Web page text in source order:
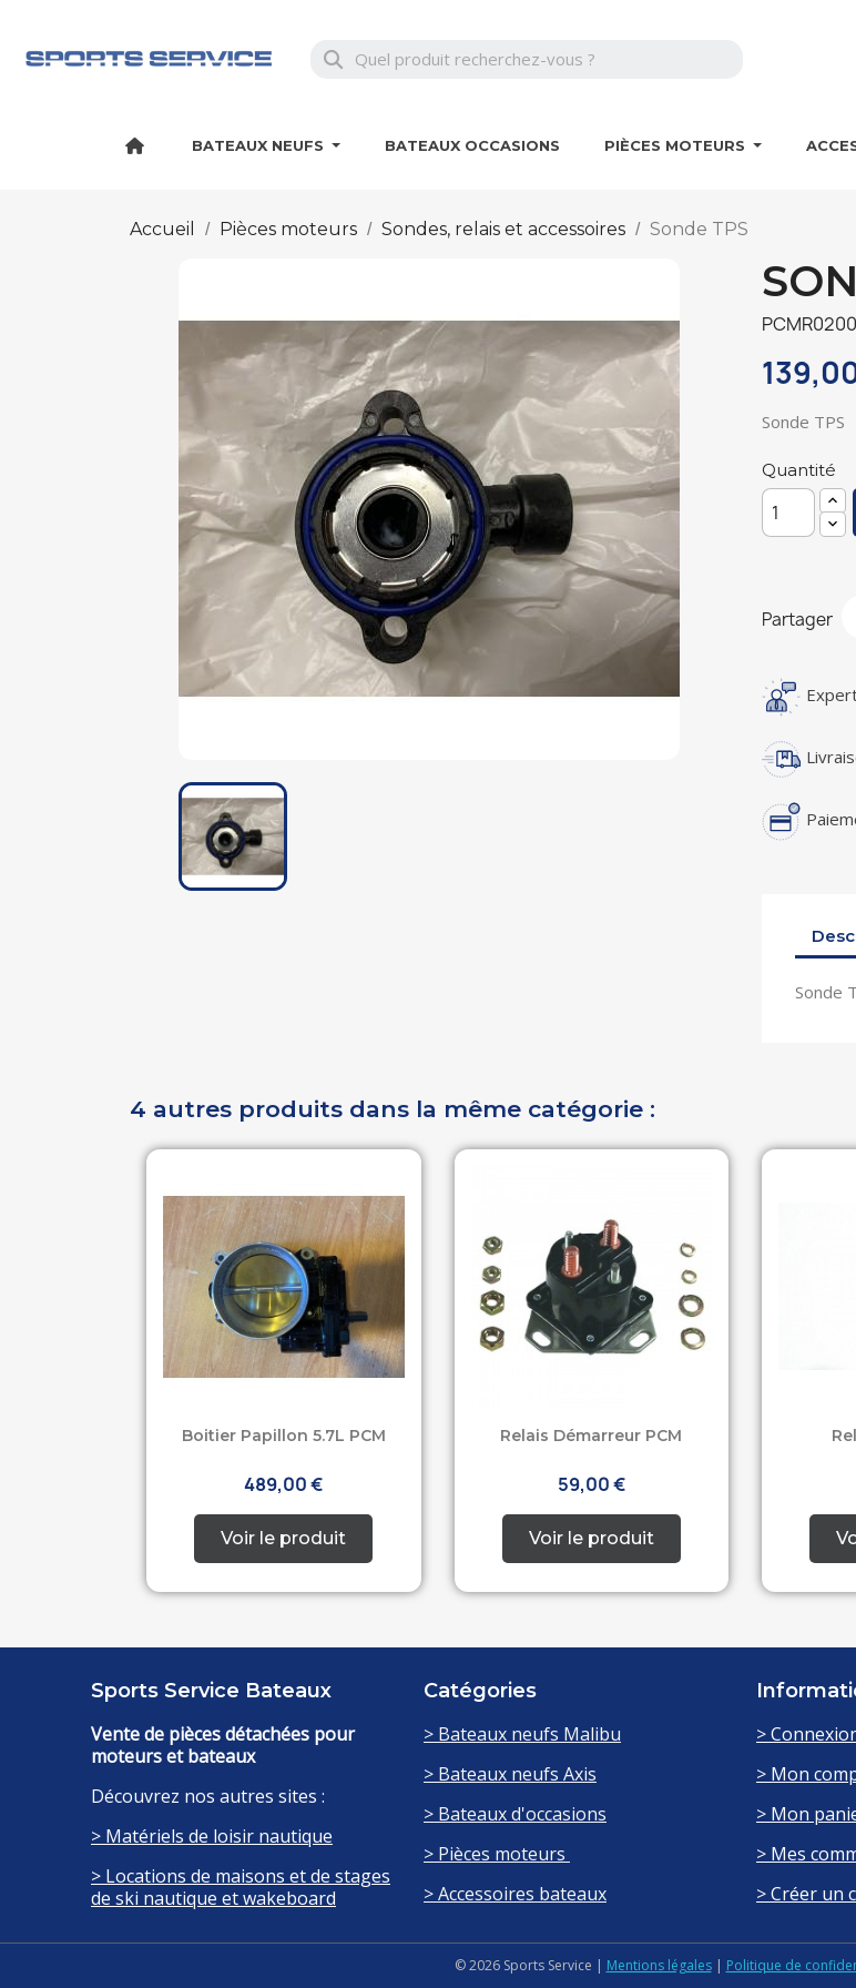
BATEAUX NEUFS BATEAUX OCCASIONS PIÈCES MOTEURS
Accueil Pièces moteurs Sondes, relais et accessoires Sonde TPS
Sonde TPS
Quantité
Partager
Sonde
4 autres produits dans la même catégorie :
Boitier Papillon 5.7L PCM
489,00 €
Relais Démarreur PCM
59,00 €
Sports Service Bateaux
Vente de pièces détachées pour
moteurs et bateaux
Découvrez nos autres sites :
> Matériels de loisir nautique
> Locations de maisons et de stages
de ski nautique et wakeboard
Catégories
> Bateaux neufs Malibu
> Bateaux neufs Axis
> Bateaux d'occasions
> Pièces moteurs
> Accessoires bateaux
>
> Mon
> Mon
> Mes
> Créer un
© 2026 Sports Service | Mentions légales| Politique de